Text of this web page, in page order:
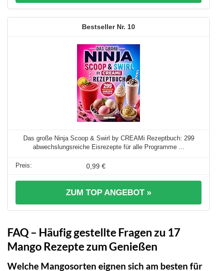
10
Das große Ninja Scoop & Swirl by CREAMi Rezeptbuch: 299
abwechslungsreiche Eisrezepte für alle Programme ...
0,99 €
ZUM TOP ANGEBOT »
FAQ – Häufig gestellte Fragen zu 17
Mango Rezepte zum Genießen
Welche Mangosorten eignen sich am besten für